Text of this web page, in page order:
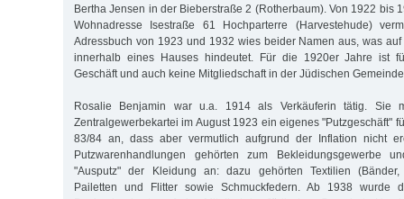
Bertha Jensen in der Bieberstraße 2 (Rotherbaum). Von 1922 bis
Wohnadresse Isestraße 61 Hochparterre (Harvestehude)
Adressbuch von 1923 und 1932 wies beider Namen aus, was
innerhalb eines Hauses hindeutet. Für die 1920er Jahre ist
Geschäft und auch keine Mitgliedschaft in der Jüdischen
Rosalie Benjamin war u.a. 1914 als Verkäuferin tätig. Sie
Zentralgewerbekartei im August 1923 ein eigenes "Putzgeschäft"
83/84 an, dass aber vermutlich aufgrund der Inflation nicht
Putzwarenhandlungen gehörten zum Bekleidungsgewerbe
"Ausputz" der Kleidung an: dazu gehörten Textilien (Bänder,
Pailetten und Flitter sowie Schmuckfedern. Ab 1938 wurde